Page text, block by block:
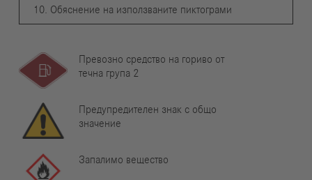
10. Обяснение на използваните пиктограми
Превозно средство на гориво от
течна група 2
Предупредителен знак с общо
значение
Запалимо вещество